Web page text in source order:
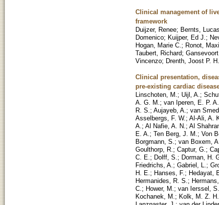
Clinical management of
framework
Duijzer, Renee; Bernts,
Domenico; Kuijper, Ed J. ;
Hogan, Marie C. ; Ronot,
Taubert, Richard;
Vincenzo; Drenth, Joost P. H.
Clinical presentation,
pre-existing cardiac
Linschoten, M. ; Uijl, A. ;
A. G. M. ; van Iperen, E. P. A.
R. S. ; Aujayeb, A. ; van
Asselbergs, F. W. ; Al-Ali, A.
A. ; Al Nafie, A. N. ; Al
E. A. ; Ten Berg, J. M. ; Von
Borgmann, S. ; van Boxem,
Goulthorp, R. ; Captur, G. ;
C. E. ; Dolff, S. ; Dorman, H.
Friedrichs, A. ; Gabriel, L. ;
H. E. ; Hanses, F. ; Hedayat,
Hermanides, R. S. ;
C. ; Hower, M. ; van Ierssel,
Kochanek, M. ; Kolk, M. Z. H.